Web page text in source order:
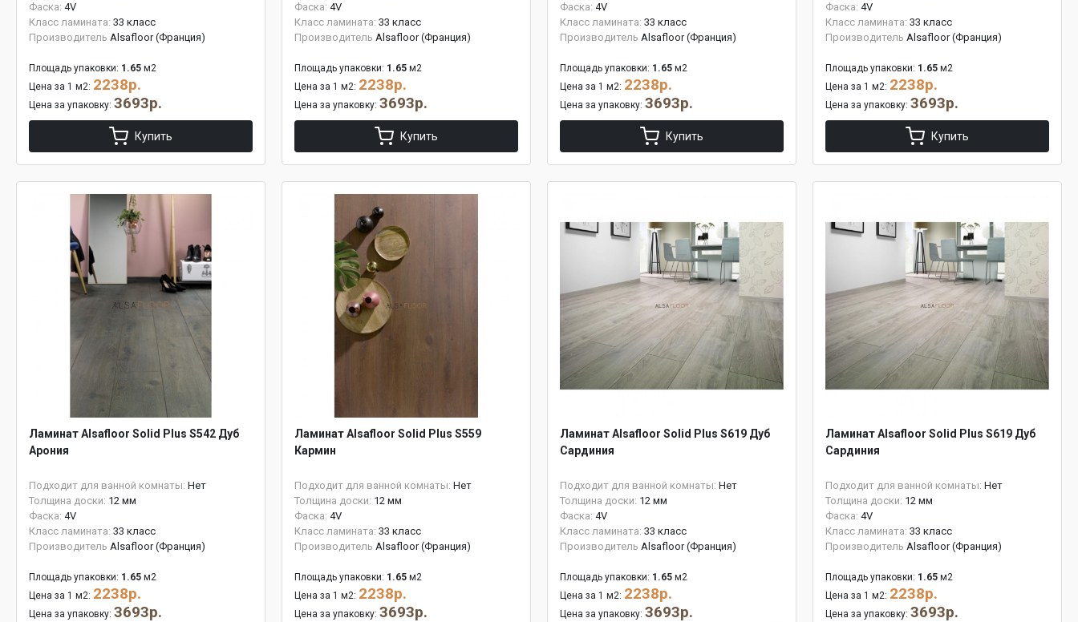
Фаска: 4V
Класс ламината: 33 класс
Производитель Alsafloor (Франция)
Площадь упаковки: 1.65 м2
Цена за 1 м2: 2238р.
Цена за упаковку: 3693р.
Купить
Фаска: 4V
Класс ламината: 33 класс
Производитель Alsafloor (Франция)
Площадь упаковки: 1.65 м2
Цена за 1 м2: 2238р.
Цена за упаковку: 3693р.
Купить
Фаска: 4V
Класс ламината: 33 класс
Производитель Alsafloor (Франция)
Площадь упаковки: 1.65 м2
Цена за 1 м2: 2238р.
Цена за упаковку: 3693р.
Купить
Фаска: 4V
Класс ламината: 33 класс
Производитель Alsafloor (Франция)
Площадь упаковки: 1.65 м2
Цена за 1 м2: 2238р.
Цена за упаковку: 3693р.
Купить
Ламинат Alsafloor Solid Plus S542 Дуб
Арония
Подходит для ванной комнаты: Нет
Толщина доски: 12 мм
Фаска: 4V
Класс ламината: 33 класс
Производитель Alsafloor (Франция)
Площадь упаковки: 1.65 м2
Цена за 1 м2: 2238р.
Цена за упаковку: 3693р.
Ламинат Alsafloor Solid Plus S559
Кармин
Подходит для ванной комнаты: Нет
Толщина доски: 12 мм
Фаска: 4V
Класс ламината: 33 класс
Производитель Alsafloor (Франция)
Площадь упаковки: 1.65 м2
Цена за 1 м2: 2238р.
Цена за упаковку: 3693р.
Ламинат Alsafloor Solid Plus S619 Дуб
Сардиния
Подходит для ванной комнаты: Нет
Толщина доски: 12 мм
Фаска: 4V
Класс ламината: 33 класс
Производитель Alsafloor (Франция)
Площадь упаковки: 1.65 м2
Цена за 1 м2: 2238р.
Цена за упаковку: 3693р.
Ламинат Alsafloor Solid Plus S619 Дуб
Сардиния
Подходит для ванной комнаты: Нет
Толщина доски: 12 мм
Фаска: 4V
Класс ламината: 33 класс
Производитель Alsafloor (Франция)
Площадь упаковки: 1.65 м2
Цена за 1 м2: 2238р.
Цена за упаковку: 3693р.